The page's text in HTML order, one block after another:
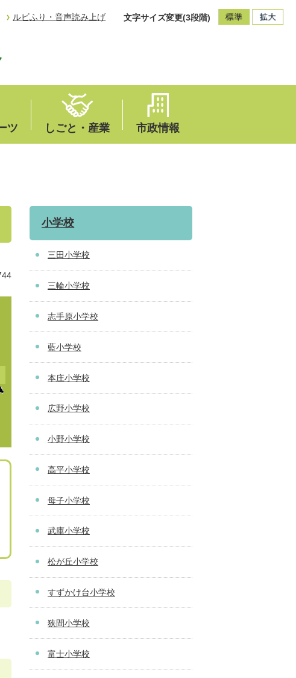
ルビふり・音声読み上げ 文字サイズ変更(3段階)
ツ しごと・産業 市政情報
小学校
三田小学校
三輪小学校
志手原小学校
藍小学校
本庄小学校
広野小学校
小野小学校
高平小学校
母子小学校
武庫小学校
松が丘小学校
すずかけ台小学校
狭間小学校
富士小学校